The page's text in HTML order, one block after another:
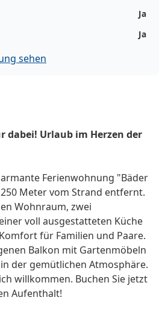
Ja
Ja
sehen
Urlaub im Herzen der
Ferienwohnung "Bäder
Meter vom Strand entfernt.
Wohnraum, zwei
voll ausgestatteten Küche
für Familien und Paare.
Balkon mit Gartenmöbeln
der gemütlichen Atmosphäre.
willkommen. Buchen Sie jetzt
Aufenthalt!